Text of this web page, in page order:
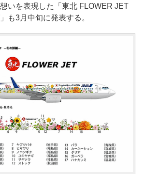
いを表現した「東北 FLOWER JET
も3月中旬に発表する。